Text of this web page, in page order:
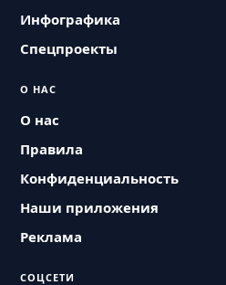
Инфографика
Спецпроекты
О НАС
О нас
Правила
Конфиденциальность
Наши приложения
Реклама
СОЦСЕТИ